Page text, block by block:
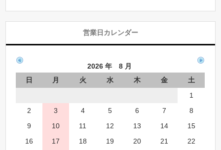
営業日カレンダー
2026 年 8 月
日
月 火 水 木 金
土
1
2
3 4 5 6 7
8
9
10 11 12 13 14
15
16
17 18 19 20 21
22